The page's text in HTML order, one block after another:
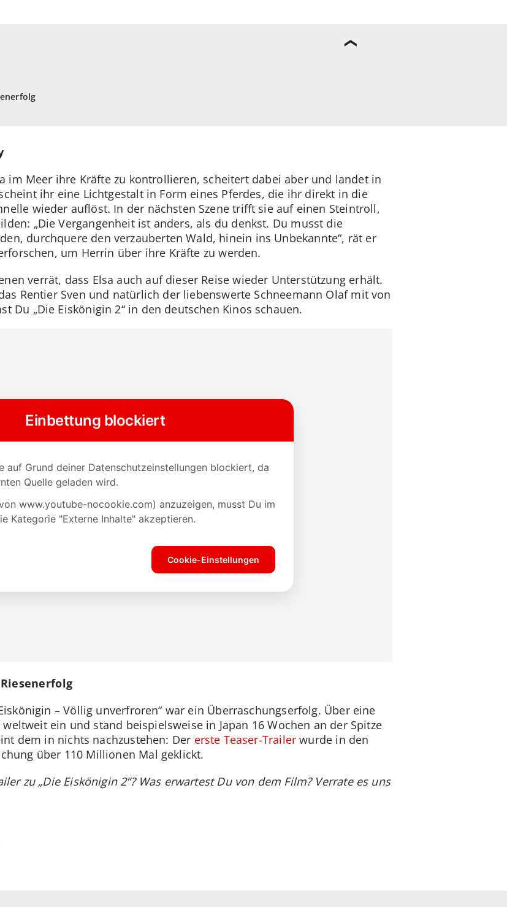
im Meer ihre Kräfte zu kontrollieren, scheitert dabei aber und landet in
ihr eine Lichtgestalt in Form eines Pferdes, die ihr direkt in die
wieder auflöst. In der nächsten Szene trifft sie auf einen Steintroll,
„Die Vergangenheit ist anders, als du denkst. Du musst die
durchquere den verzauberten Wald, hinein ins Unbekannte“, rät er
um Herrin über ihre Kräfte zu werden.
verrät, dass Elsa auch auf dieser Reise wieder Unterstützung erhält.
Rentier Sven und natürlich der liebenswerte Schneemann Olaf mit von
Du „Die Eiskönigin 2“ in den deutschen Kinos schauen.
– Völlig unverfroren“ war ein Überraschungserfolg. Über eine
ein und stand beispielsweise in Japan 16 Wochen an der Spitze
dem in nichts nachzustehen: Der erste Teaser-Trailer wurde in den
über 110 Millionen Mal geklickt.
zu „Die Eiskönigin 2“? Was erwartest Du von dem Film? Verrate es uns